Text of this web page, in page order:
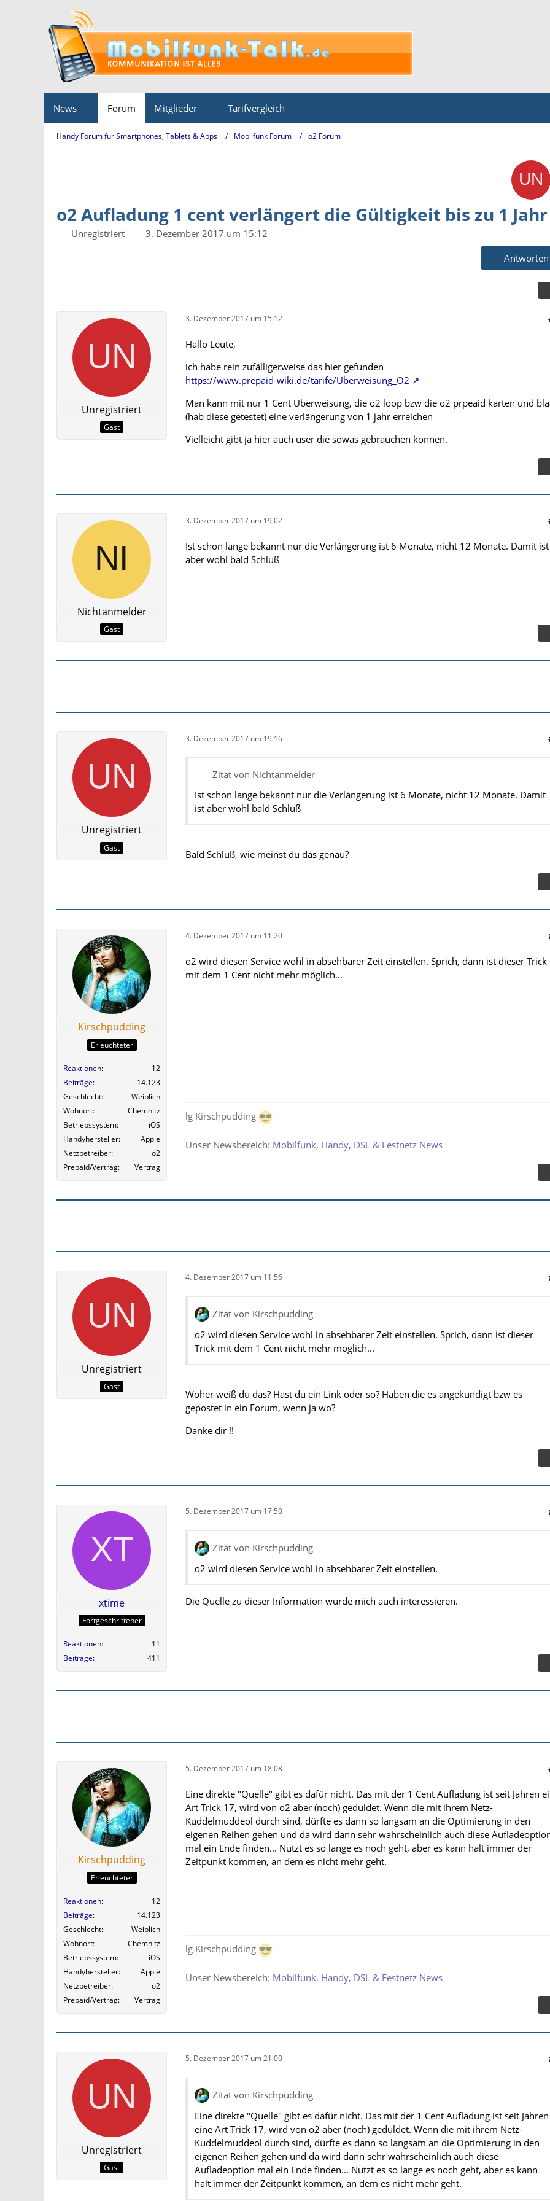
News Forum Mitglieder Tarifvergleich
Handy Forum für Smartphones, Tablets & Apps Mobilfunk Forum o2 Forum
o2 Aufladung 1 cent verlängert die Gültigkeit bis zu 1 Jahr
Unregistriert
3. Dezember 2017 um 15:12
Antworten
Unregistriert
Gast
3. Dezember 2017 um 15:12
Hallo Leute,
ich habe rein zufälligerweise das hier gefunden
https://www.prepaid-wiki.de/tarife/Überweisung_O2
Man kann mit nur 1 Cent Überweisung, die o2 loop bzw die o2 prpeaid karten und
(hab diese getestet) eine verlängerung von 1 jahr erreichen
Vielleicht gibt ja hier auch user die sowas gebrauchen können.
Nichtanmelder
Gast
3. Dezember 2017 um 19:02
Ist schon lange bekannt nur die Verlängerung ist 6 Monate, nicht 12 Monate. Damit ist
aber wohl bald Schluß
Unregistriert
Gast
3. Dezember 2017 um 19:16
Zitat von Nichtanmelder
Ist schon lange bekannt nur die Verlängerung ist 6 Monate, nicht 12 Monate. Damit
ist aber wohl bald Schluß
Bald Schluß, wie meinst du das genau?
Kirschpudding
Erleuchteter
Reaktionen
12
Beiträge
14.123
Geschlecht
Weiblich
Wohnort
Chemnitz
Betriebssystem
iOS
Handyhersteller
Apple
Netzbetreiber
o2
Prepaid/Vertrag
Vertrag
4. Dezember 2017 um 11:20
o2 wird diesen Service wohl in absehbarer Zeit einstellen. Sprich, dann ist dieser Trick
mit dem 1 Cent nicht mehr möglich...
lg Kirschpudding
Unser Newsbereich: Mobilfunk, Handy, DSL & Festnetz News
Unregistriert
Gast
4. Dezember 2017 um 11:56
Zitat von Kirschpudding
o2 wird diesen Service wohl in absehbarer Zeit einstellen. Sprich, dann ist dieser
Trick mit dem 1 Cent nicht mehr möglich...
Woher weiß du das? Hast du ein Link oder so? Haben die es angekündigt bzw es
gepostet in ein Forum, wenn ja wo?
Danke dir !!
xtime
Fortgeschrittener
Reaktionen
11
Beiträge
411
5. Dezember 2017 um 17:50
Zitat von Kirschpudding
o2 wird diesen Service wohl in absehbarer Zeit einstellen.
Die Quelle zu dieser Information würde mich auch interessieren.
Kirschpudding
Erleuchteter
Reaktionen
12
Beiträge
14.123
Geschlecht
Weiblich
Wohnort
Chemnitz
Betriebssystem
iOS
Handyhersteller
Apple
Netzbetreiber
o2
Prepaid/Vertrag
Vertrag
5. Dezember 2017 um 18:08
Eine direkte "Quelle" gibt es dafür nicht. Das mit der 1 Cent Aufladung ist seit Jahren
Art Trick 17, wird von o2 aber (noch) geduldet. Wenn die mit ihrem Netz-
Kuddelmuddeol durch sind, dürfte es dann so langsam an die Optimierung in den
eigenen Reihen gehen und da wird dann sehr wahrscheinlich auch diese
mal ein Ende finden... Nutzt es so lange es noch geht, aber es kann halt immer der
Zeitpunkt kommen, an dem es nicht mehr geht.
lg Kirschpudding
Unser Newsbereich: Mobilfunk, Handy, DSL & Festnetz News
Unregistriert
Gast
5. Dezember 2017 um 21:00
Zitat von Kirschpudding
Eine direkte "Quelle" gibt es dafür nicht. Das mit der 1 Cent Aufladung ist seit Jahren
eine Art Trick 17, wird von o2 aber (noch) geduldet. Wenn die mit ihrem Netz-
Kuddelmuddeol durch sind, dürfte es dann so langsam an die Optimierung in den
eigenen Reihen gehen und da wird dann sehr wahrscheinlich auch diese
Aufladeoption mal ein Ende finden... Nutzt es so lange es noch geht, aber es kann
halt immer der Zeitpunkt kommen, an dem es nicht mehr geht.